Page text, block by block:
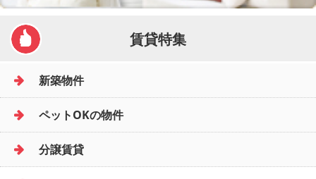
賃貸特集
新築物件
ペットOKの物件
分譲賃貸